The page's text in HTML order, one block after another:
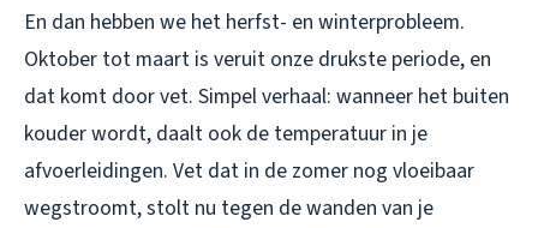
En dan hebben we het herfst- en winterprobleem.
Oktober tot maart is veruit onze drukste periode, en
dat komt door vet. Simpel verhaal: wanneer het buiten
kouder wordt, daalt ook de temperatuur in je
afvoerleidingen. Vet dat in de zomer nog vloeibaar
wegstroomt, stolt nu tegen de wanden van je